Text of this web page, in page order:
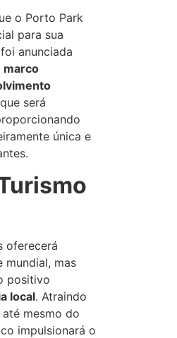
o Porto Park
para sua
anunciada
marco
será
única e
oferecerá
mundial, mas
positivo
local. Atraindo
mesmo do
impulsionará o